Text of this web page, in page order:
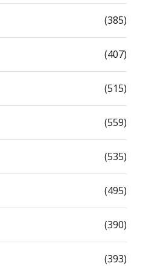
(385)
(407)
(515)
(559)
(535)
(495)
(390)
(393)